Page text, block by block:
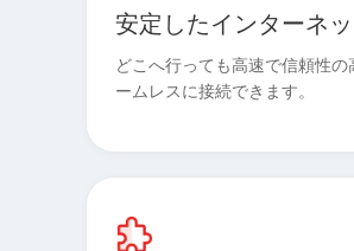
安定したインターネ
どこへ行っても高速で信頼性
ームレスに接続できます。